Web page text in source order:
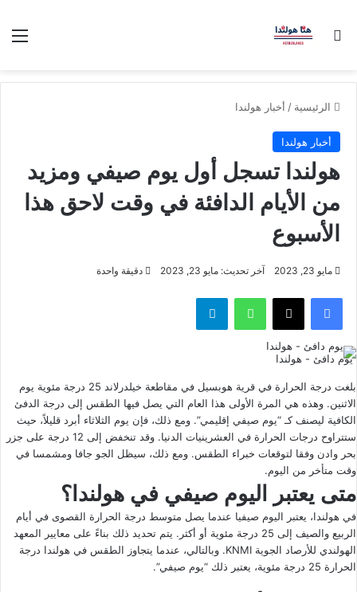
بحث عن
الرئيسية / أخبار هولندا
أخبار هولندا
هولندا تسجل أول يوم صيفي ومزيد
من الأيام الدافئة في وقت لاحق هذا
الأسبوع
مايو 23, 2023 آخر تحديث: مايو 23, 2023 دقيقة واحدة
فيسبوك ‫X واتساب تيلقرام
يوم دافئ - هولندا
بلغت درجة الحرارة في قرية هوبسيل في مقاطعة خيلدرلاند 25 درجة مئوية يوم
الاثنين. وهذه هي المرة الأولى هذا العام التي يصل فيها الطقس إلى درجة الدفئ
الكافية ليصنف كـ “يوم صيفي إقليمي”. ومع ذلك، فإن يوم الثلاثاء أبرد قليلاً، حيث
ستتراوح درجات الحرارة في العشرينيات الدنيا. وقد تنخفض إلى 12 درجة على جزر
بحر وادن وفقا لتوقعات خبراء الطقس. ومع ذلك، سيظل الجو جافا ومشمسا في
وقت متأخر من اليوم.
متى يعتبر اليوم صيفي في هولندا؟
في هولندا، يعتبر اليوم صيفيا عندما يصل متوسط درجة الحرارة القصوى في أيام
الربيع والصيف إلى 25 درجة مئوية أو أكثر. يتم تحديد ذلك بناءً على معايير المعهد
الهولندي للأرصاد الجوية KNMI. وبالتالي، عندما يتجاوز الطقس في هولندا درجة
الحرارة 25 درجة مئوية، يعتبر ذلك “يوم صيفي”.